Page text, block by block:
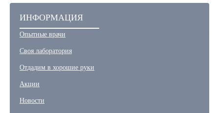
ИНФОРМАЦИЯ
Опытные врачи
Своя лаборатория
Отдадим в хорошие руки
Акции
Новости